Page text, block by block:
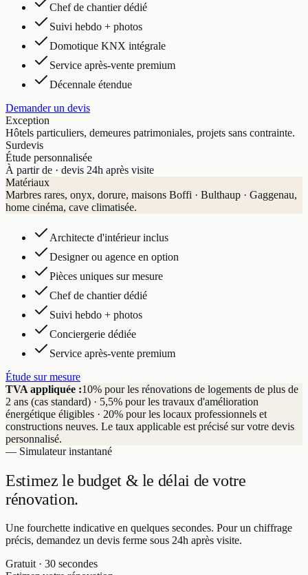
Chef de chantier dédié
Suivi hebdo + photos
Domotique KNX intégrale
Service après-vente premium
Décennale étendue
Demander un devis
Exception
Hôtels particuliers, demeures patrimoniales, projets sans contrainte.
Surdevis
Étude personnalisée
À partir de · devis 24h après visite
Matériaux
Marbres rares, onyx, dorure, maisons Boffi · Bulthaup · Gaggenau,
home cinéma, cave climatisée.
Architecte d'intérieur inclus
Designer ou agence en option
Pièces uniques sur mesure
Chef de chantier dédié
Suivi hebdo + photos
Conciergerie dédiée
Service après-vente premium
Étude sur mesure
TVA appliquée :10% pour les rénovations de logements de plus de
2 ans (cas standard) · 5,5% pour les travaux d'amélioration
énergétique éligibles · 20% pour les locaux professionnels et
constructions neuves. Le taux applicable est précisé sur votre devis
personnalisé.
— Simulateur instantané
Estimez le budget & le délai de votre
rénovation.
Une fourchette indicative en quelques secondes. Pour un chiffrage
précis, demandez un devis ferme sous 24h après visite.
Gratuit · 30 secondes